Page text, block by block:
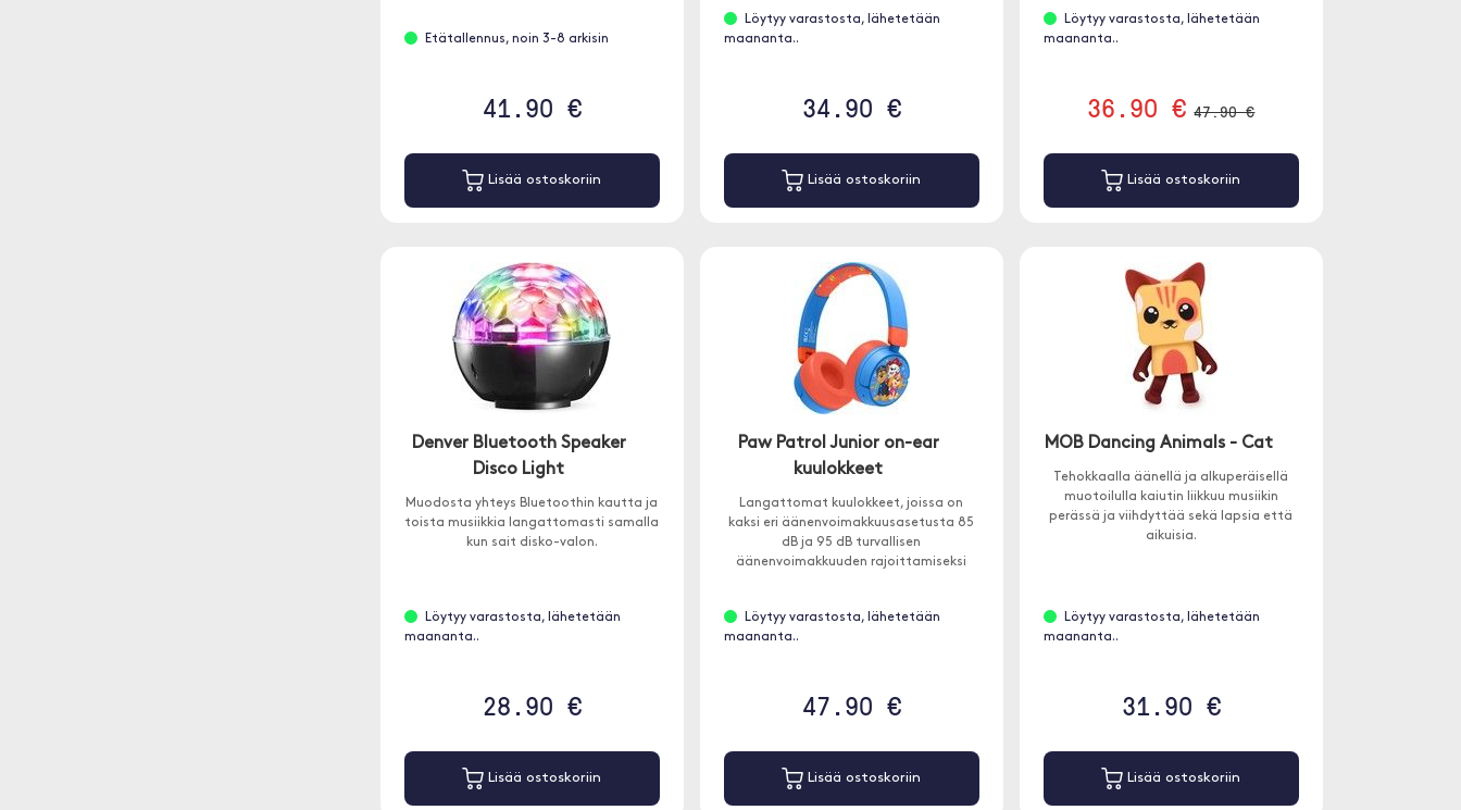
Etätallennus, noin 3-8 arkisin
41.90 €
Lisää ostoskoriin
Löytyy varastosta, lähetetään
maananta..
34.90 €
Lisää ostoskoriin
Löytyy varastosta, lähetetään
maananta..
36.90 € 47.90 €
Lisää ostoskoriin
Denver Bluetooth Speaker
Disco Light
Muodosta yhteys Bluetoothin kautta ja
toista musiikkia langattomasti samalla
kun sait disko-valon.
Löytyy varastosta, lähetetään
maananta..
28.90 €
Lisää ostoskoriin
Paw Patrol Junior on-ear
kuulokkeet
Langattomat kuulokkeet, joissa on
kaksi eri äänenvoimakkuusasetusta 85
dB ja 95 dB turvallisen
äänenvoimakkuuden rajoittamiseksi
Löytyy varastosta, lähetetään
maananta..
47.90 €
Lisää ostoskoriin
MOB Dancing Animals - Cat
Tehokkaalla äänellä ja alkuperäisellä
muotoilulla kaiutin liikkuu musiikin
perässä ja viihdyttää sekä lapsia että
aikuisia.
Löytyy varastosta, lähetetään
maananta..
31.90 €
Lisää ostoskoriin